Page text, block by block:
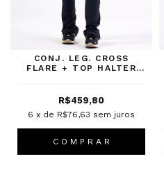
CONJ. LEG. CROSS
FLARE + TOP HALTER
R$459,80
6 x de R$76,63 sem juros
C O M P R A R